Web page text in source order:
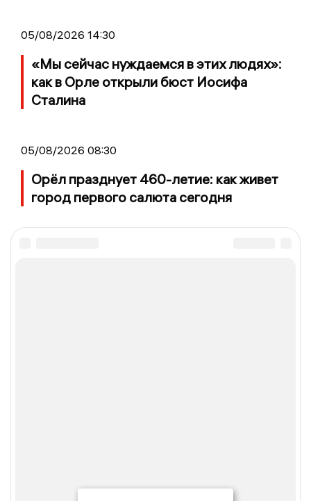
05/08/2026 14:30
«Мы сейчас нуждаемся в этих людях»:
как в Орле открыли бюст Иосифа
Сталина
05/08/2026 08:30
Орёл празднует 460-летие: как живет
город первого салюта сегодня